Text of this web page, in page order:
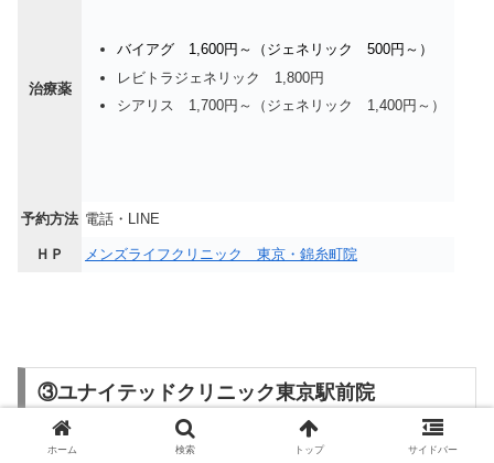
治療薬
バイアグ 1,600円～（ジェネリック 500円～）
レビトラジェネリック 1,800円
シアリス 1,700円～（ジェネリック 1,400円～）
予約方法 電話・LINE
ＨＰ メンズライフクリニック 東京・錦糸町院
③ユナイテッドクリニック東京駅前院
ホーム 検索 トップ サイドバー